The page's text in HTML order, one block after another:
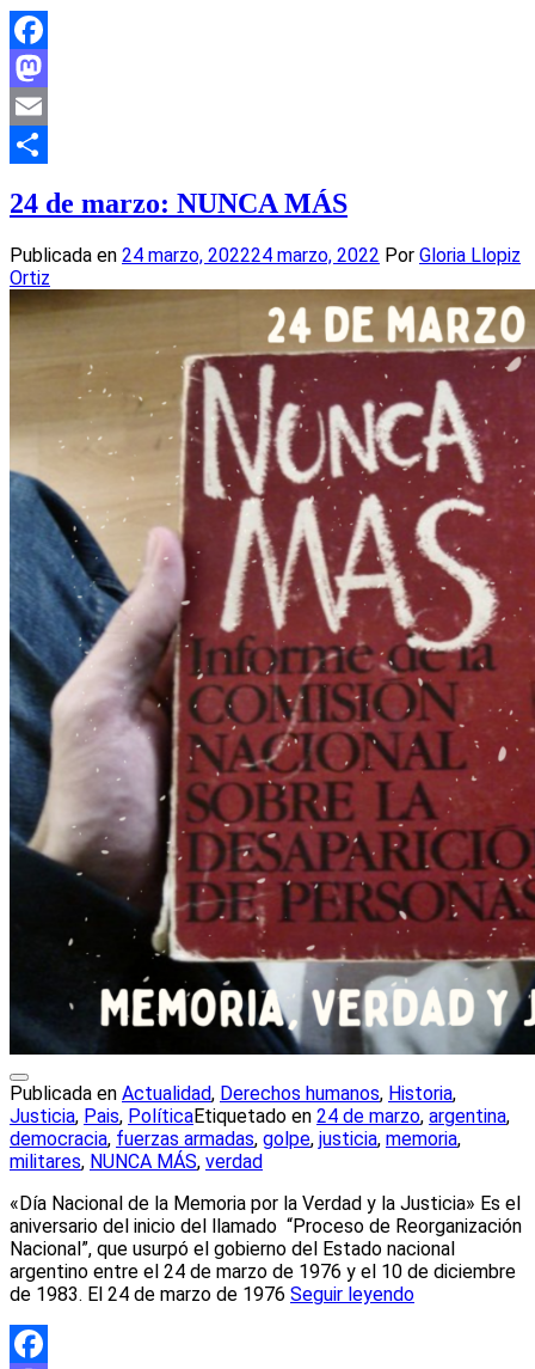
Facebook
Mastodon
Email
24 de marzo: NUNCA MÁS
Publicada en 24 marzo, 202224 marzo, 2022 Por Gloria Llopiz
Ortiz
Publicada en Actualidad, Derechos humanos, Historia,
Justicia, Pais, PolíticaEtiquetado en 24 de marzo, argentina,
democracia, fuerzas armadas, golpe, justicia, memoria,
militares, NUNCA MÁS, verdad
«Día Nacional de la Memoria por la Verdad y la Justicia» Es el
aniversario del inicio del llamado “Proceso de Reorganización
Nacional”, que usurpó el gobierno del Estado nacional
argentino entre el 24 de marzo de 1976 y el 10 de diciembre
de 1983. El 24 de marzo de 1976 Seguir leyendo